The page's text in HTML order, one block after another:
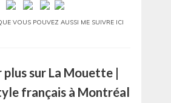
VOUS POUVEZ AUSSI ME SUIVRE ICI
plus sur La Mouette |
français à Montréal